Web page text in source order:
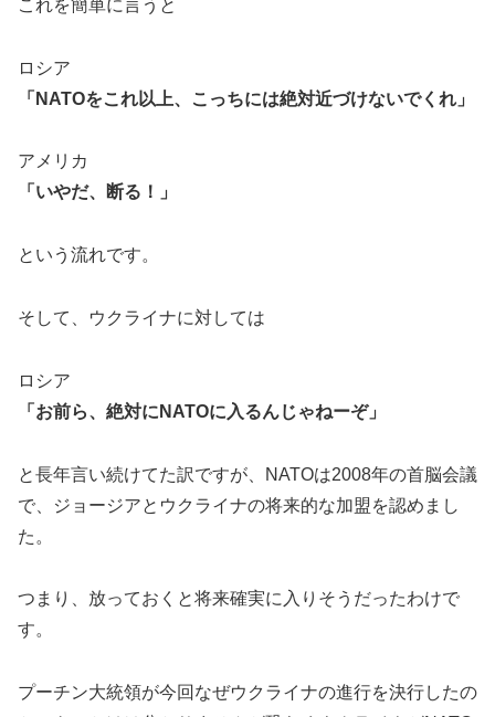
これを簡単に言うと
ロシア
「NATOをこれ以上、こっちには絶対近づけないでくれ」
アメリカ
「いやだ、断る！」
という流れです。
そして、ウクライナに対しては
ロシア
「お前ら、絶対にNATOに入るんじゃねーぞ」
と長年言い続けてた訳ですが、NATOは2008年の首脳会議
で、ジョージアとウクライナの将来的な加盟を認めまし
た。
つまり、放っておくと将来確実に入りそうだったわけで
す。
プーチン大統領が今回なぜウクライナの進行を決行したの